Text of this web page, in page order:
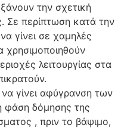
την σχετική
Σε περίπτωση κατά την
γίνει σε χαμηλές
χρησιμοποιηθούν
λειτουργίας στα
να γίνει αφύγρανση των
φάση δόμησης της
, πριν το βάψιμο,